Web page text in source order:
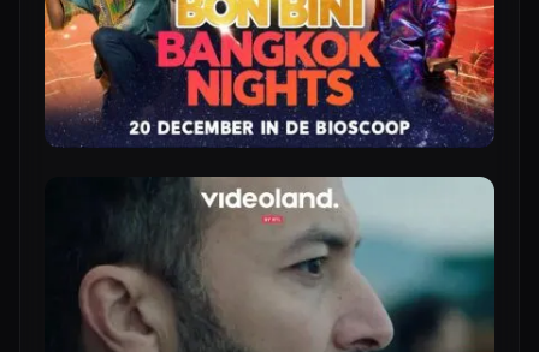
CINEMA DRONES
LIVE BROADCAST & EVENTS
FPV FLY-THROUGHS
ACTION & MOTORSPORTS